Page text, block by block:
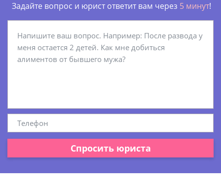
Задайте вопрос и юрист ответит вам через 5 минут!
Спросить юриста